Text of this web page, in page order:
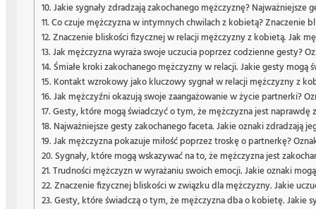
Jakie sygnały zdradzają zakochanego mężczyznę? Najważniejsze
Co czuje mężczyzna w intymnych chwilach z kobietą? Znaczenie
Znaczenie bliskości fizycznej w relacji mężczyzny z kobietą. Jak
Jak mężczyzna wyraża swoje uczucia poprzez codzienne gesty?
Śmiałe kroki zakochanego mężczyzny w relacji. Jakie gesty mogą
Kontakt wzrokowy jako kluczowy sygnał w relacji mężczyzny z
Jak mężczyźni okazują swoje zaangażowanie w życie partnerki?
Gesty, które mogą świadczyć o tym, że mężczyzna jest naprawdę
Najważniejsze gesty zakochanego faceta. Jakie oznaki zdradzają
Jak mężczyzna pokazuje miłość poprzez troskę o partnerkę?
Sygnały, które mogą wskazywać na to, że mężczyzna jest
Trudności mężczyzn w wyrażaniu swoich emocji. Jakie oznaki
Znaczenie fizycznej bliskości w związku dla mężczyzny. Jakie
Gesty, które świadczą o tym, że mężczyzna dba o kobietę. Jakie